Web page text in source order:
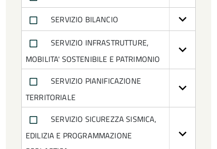
SERVIZIO BILANCIO
SERVIZIO INFRASTRUTTURE,
MOBILITA' SOSTENIBILE E PATRIMONIO
SERVIZIO PIANIFICAZIONE
TERRITORIALE
SERVIZIO SICUREZZA SISMICA,
EDILIZIA E PROGRAMMAZIONE